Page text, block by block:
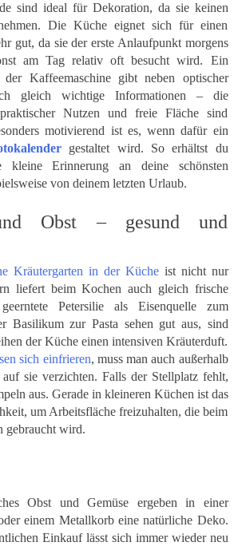
sind ideal für Dekoration, da sie keinen
Die Küche eignet sich für einen
gut, da sie der erste Anlaufpunkt morgens
am Tag relativ oft besucht wird. Ein
der Kaffeemaschine gibt neben optischer
gleich wichtige Informationen – die
Nutzen und freie Fläche sind
motivierend ist es, wenn dafür ein
gestaltet wird. So erhältst du
kleine Erinnerung an deine schönsten
von deinem letzten Urlaub.
Obst – gesund und
Kräutergarten in der Kücheist nicht nur
liefert beim Kochen auch gleich frische
Petersilie als Eisenquelle zum
Basilikum zur Pasta sehen gut aus, sind
der Küche einen intensiven Kräuterduft.
sich einfrieren, muss man auch außerhalb
sie verzichten. Falls der Stellplatz fehlt,
aus. Gerade in kleineren Küchen ist das
um Arbeitsfläche freizuhalten, die beim
gebraucht wird.
Obst und Gemüse ergeben in einer
einem Metallkorb eine natürliche Deko.
Einkauf lässt sich immer wieder neu